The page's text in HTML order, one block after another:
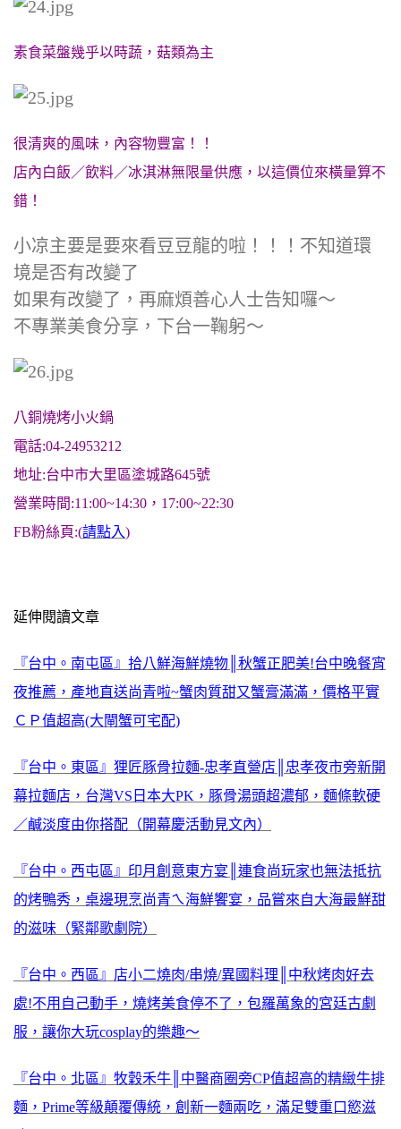
素食菜盤幾乎以時蔬，菇類為主
很清爽的風味，內容物豐富！！
店內白飯／飲料／冰淇淋無限量供應，以這價位來橫量算不
錯！
小凉主要是要來看豆豆龍的啦！！！不知道環
境是否有改變了
如果有改變了，再麻煩善心人士告知囉～
不專業美食分享，下台一鞠躬～
八銅燒烤小火鍋
電話:04-24953212
地址:台中市大里區塗城路645號
營業時間:11:00~14:30，17:00~22:30
FB粉絲頁:(請點入)
延伸閱讀文章
『台中。南屯區』拾八鮮海鮮燒物║秋蟹正肥美!台中晚餐宵
夜推薦，產地直送尚青啦~蟹肉質甜又蟹膏滿滿，價格平實
ＣＰ值超高(大閘蟹可宅配)
『台中。東區』狸匠豚骨拉麵-忠孝直營店║忠孝夜市旁新開
幕拉麵店，台灣VS日本大PK，豚骨湯頭超濃郁，麵條軟硬
／鹹淡度由你搭配（開幕慶活動見文內）
『台中。西屯區』印月創意東方宴║連食尚玩家也無法抵抗
的烤鴨秀，桌邊現烹尚青ㄟ海鮮饗宴，品嘗來自大海最鮮甜
的滋味（緊鄰歌劇院）
『台中。西區』店小二燒肉/串燒/異國料理║中秋烤肉好去
處!不用自己動手，燒烤美食停不了，包羅萬象的宮廷古劇
服，讓你大玩cosplay的樂趣～
『台中。北區』牧穀禾牛║中醫商圈旁CP值超高的精緻牛排
麵，Prime等級顛覆傳統，創新一麵兩吃，滿足雙重口慾滋